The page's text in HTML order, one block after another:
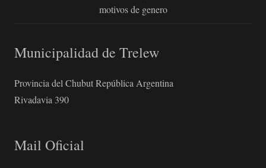
motivos de genero
Municipalidad de Trelew
Provincia del Chubut República Argentina
Rivadavia 390
Mail Oficial